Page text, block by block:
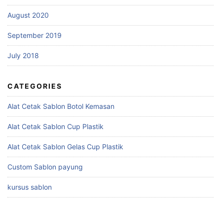
August 2020
September 2019
July 2018
CATEGORIES
Alat Cetak Sablon Botol Kemasan
Alat Cetak Sablon Cup Plastik
Alat Cetak Sablon Gelas Cup Plastik
Custom Sablon payung
kursus sablon